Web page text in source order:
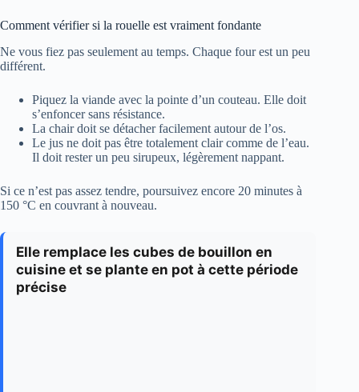
Comment vérifier si la rouelle est vraiment fondante
Ne vous fiez pas seulement au temps. Chaque four est un peu
différent.
Piquez la viande avec la pointe d’un couteau. Elle doit
s’enfoncer sans résistance.
La chair doit se détacher facilement autour de l’os.
Le jus ne doit pas être totalement clair comme de l’eau.
Il doit rester un peu sirupeux, légèrement nappant.
Si ce n’est pas assez tendre, poursuivez encore 20 minutes à
150 °C en couvrant à nouveau.
Elle remplace les cubes de bouillon en
cuisine et se plante en pot à cette période
précise